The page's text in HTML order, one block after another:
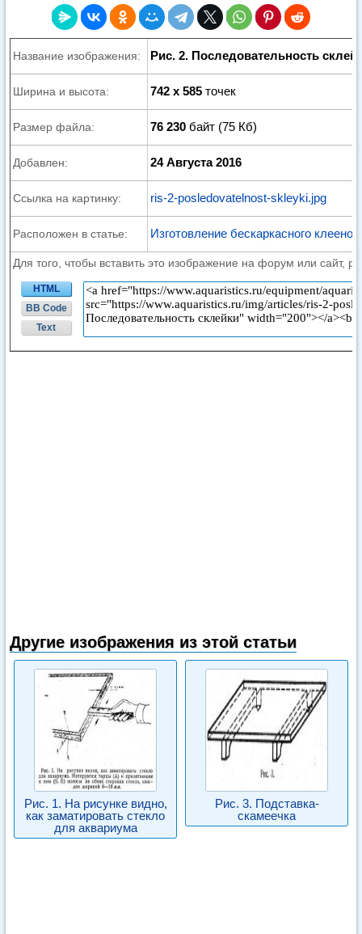
Название изображения: Рис. 2. Последовательность
Ширина и высота: 742 x 585 точек
Размер файла: 76 230 байт (75 Кб)
Добавлен: 24 Августа 2016
Ссылка на картинку: ris-2-posledovatelnost-skleyki.jpg
Расположен в статье: Изготовление бескаркасного
Для того, чтобы вставить это изображение на форум или сайт,
HTML
BB Code
Text
Другие изображения из этой статьи
Рис. 1. На рисунке видно,
как заматировать стекло
для аквариума
Рис. 3. Подставка-
скамеечка